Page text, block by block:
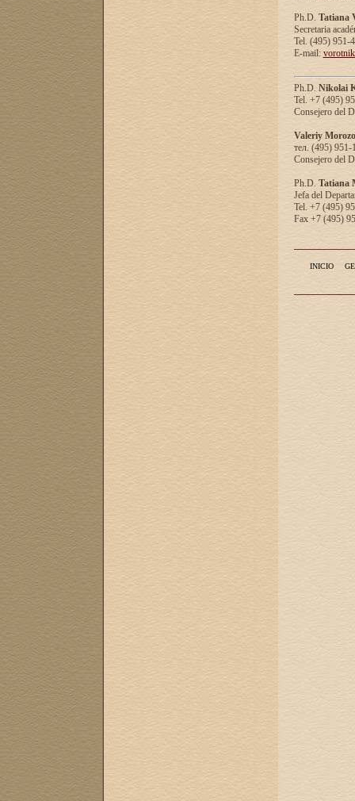
Ph.D. Tatiana
Secretaria
Tel. (495) 951-
E-mail:
Ph.D. Nikolai
Tel. +7 (495)
Consejero del
Valeriy
тел. (495) 951-
Consejero del
Ph.D. Tatiana
Jefa del
Tel. +7 (495)
Fax +7 (495)
INICIO